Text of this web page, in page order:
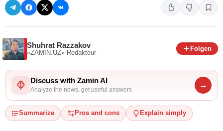
Shuhrat Razzakov
«ZAMIN.UZ» Redakteur
Folgen
Discuss with Zamin AI
Analyze the news, get useful answers
→
Summarize Pros and cons Explain simply